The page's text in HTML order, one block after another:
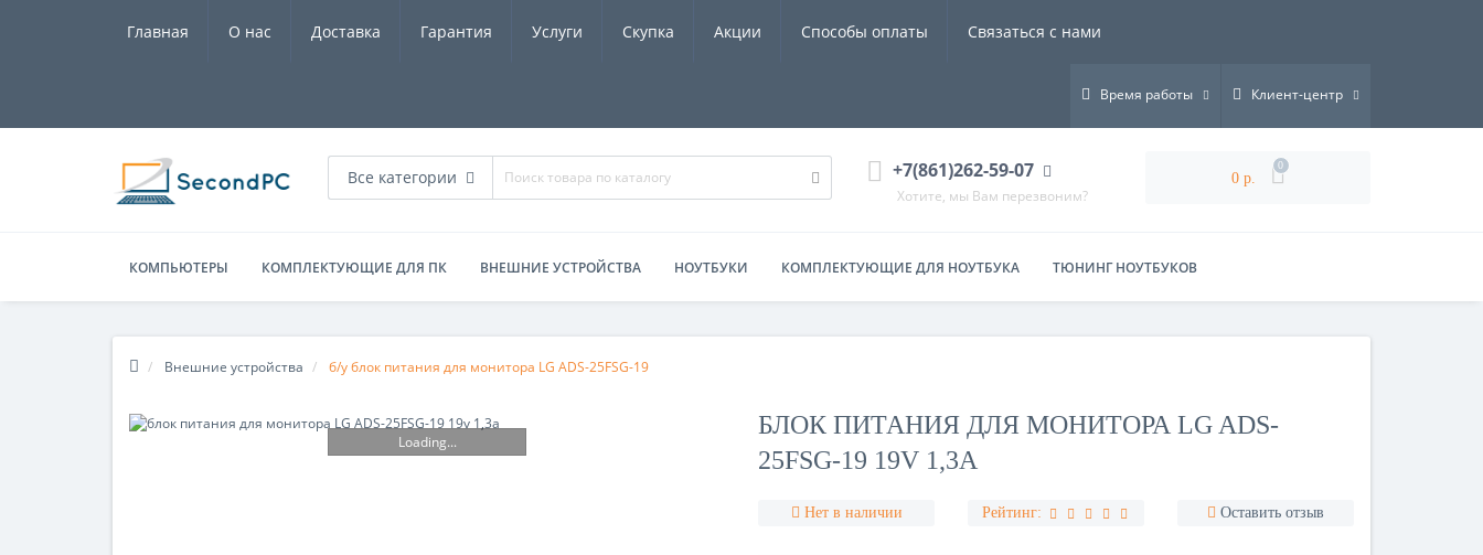
Главная О нас Доставка Гарантия Услуги Скупка Акции Способы оплаты Связаться с нами
Время работы Клиент-центр
Все категории +7(861)262-59-07
Хотите, мы Вам перезвоним?
0 р.
0
КОМПЬЮТЕРЫ КОМПЛЕКТУЮЩИЕ ДЛЯ ПК ВНЕШНИЕ УСТРОЙСТВА НОУТБУКИ КОМПЛЕКТУЮЩИЕ ДЛЯ НОУТБУКА ТЮНИНГ НОУТБУКОВ
Внешние устройства б/у блок питания для монитора LG ADS-25FSG-19
Loading...
БЛОК ПИТАНИЯ ДЛЯ МОНИТОРА LG ADS-
25FSG-19 19V 1,3A
Нет в наличии Рейтинг: Оставить отзыв